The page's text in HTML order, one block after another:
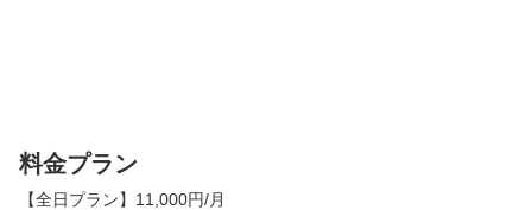
料金プラン
【全日プラン】11,000円/月